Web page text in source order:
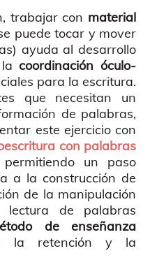
trabajar con material
puede tocar y mover
ayuda al desarrollo
lacoordinación óculo-
para la escritura.
que necesitan un
de palabras,
este ejercicio con
con palabras
un paso
a la construcción de
de la manipulación
de palabras
de enseñanza
la retención y la